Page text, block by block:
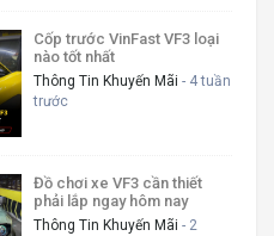
Cốp trước VinFast VF3 loại
nào tốt nhất
Thông Tin Khuyến Mãi - 4 tuần
trước
Đồ chơi xe VF3 cần thiết
phải lắp ngay hôm nay
Thông Tin Khuyến Mãi - 2